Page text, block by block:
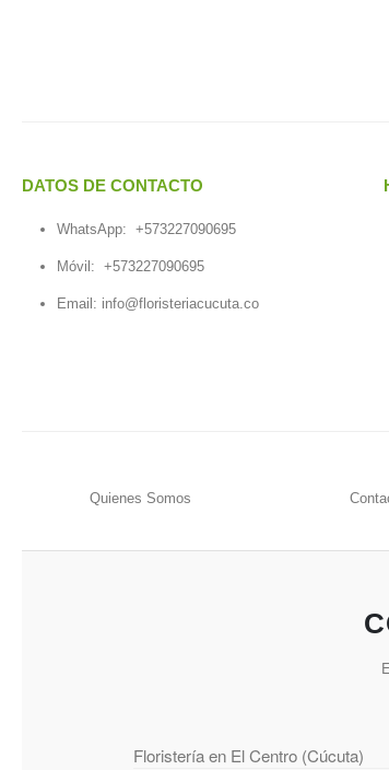
DATOS DE CONTACTO
WhatsApp: +573227090695
Móvil: +573227090695
Email: info@floristeriacucuta.co
Quienes Somos
Floristería en El Centro (Cúcuta)